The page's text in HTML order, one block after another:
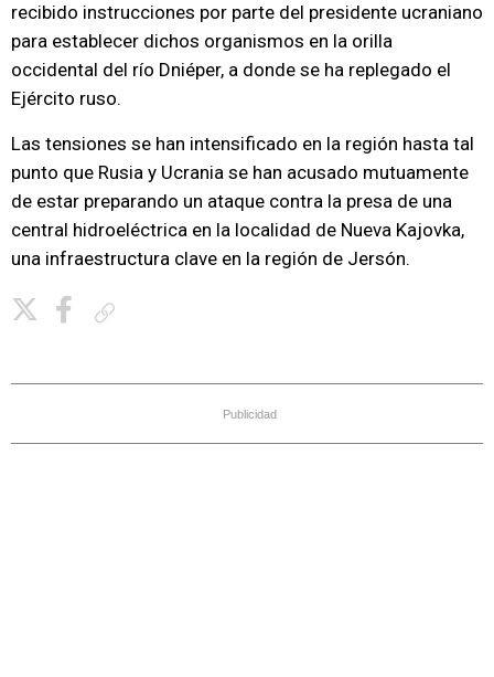
recibido instrucciones por parte del presidente ucraniano
para establecer dichos organismos en la orilla
occidental del río Dniéper, a donde se ha replegado el
Ejército ruso.
Las tensiones se han intensificado en la región hasta tal
punto que Rusia y Ucrania se han acusado mutuamente
de estar preparando un ataque contra la presa de una
central hidroeléctrica en la localidad de Nueva Kajovka,
una infraestructura clave en la región de Jersón.
Publicidad